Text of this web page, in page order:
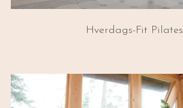
Hverdags-Fit Pilates